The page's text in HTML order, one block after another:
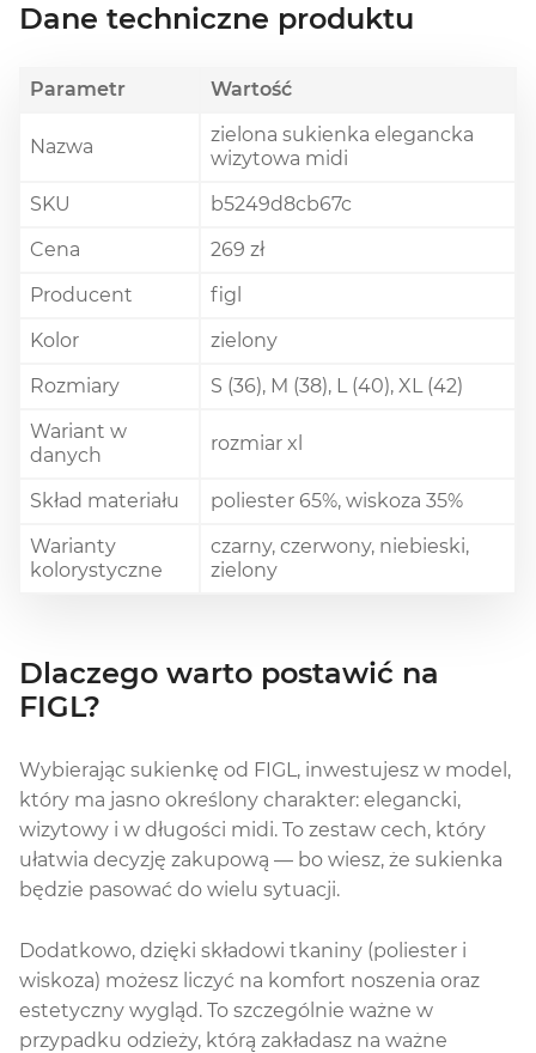
Dane techniczne produktu
Parametr Wartość
Nazwa
zielona sukienka elegancka
wizytowa midi
SKU
b5249d8cb67c
Cena
269 zł
Producent
figl
Kolor
zielony
Rozmiary
S (36), M (38), L (40), XL (42)
Wariant w
danych
rozmiar xl
Skład materiału
poliester 65%, wiskoza 35%
Warianty
kolorystyczne
czarny, czerwony, niebieski,
zielony
Dlaczego warto postawić na
FIGL?
Wybierając sukienkę od FIGL, inwestujesz w model,
który ma jasno określony charakter: elegancki,
wizytowy i w długości midi. To zestaw cech, który
ułatwia decyzję zakupową — bo wiesz, że sukienka
będzie pasować do wielu sytuacji.
Dodatkowo, dzięki składowi tkaniny (poliester i
wiskoza) możesz liczyć na komfort noszenia oraz
estetyczny wygląd. To szczególnie ważne w
przypadku odzieży, którą zakładasz na ważne